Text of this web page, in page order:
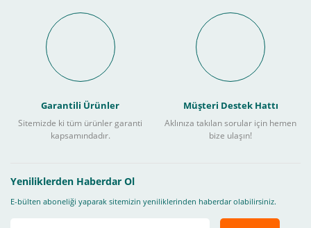
Garantili Ürünler
Sitemizde ki tüm ürünler garanti
kapsamındadır.
Müşteri Destek Hattı
Aklınıza takılan sorular için hemen
bize ulaşın!
Yeniliklerden Haberdar Ol
E-bülten aboneliği yaparak sitemizin yeniliklerinden haberdar olabilirsiniz.